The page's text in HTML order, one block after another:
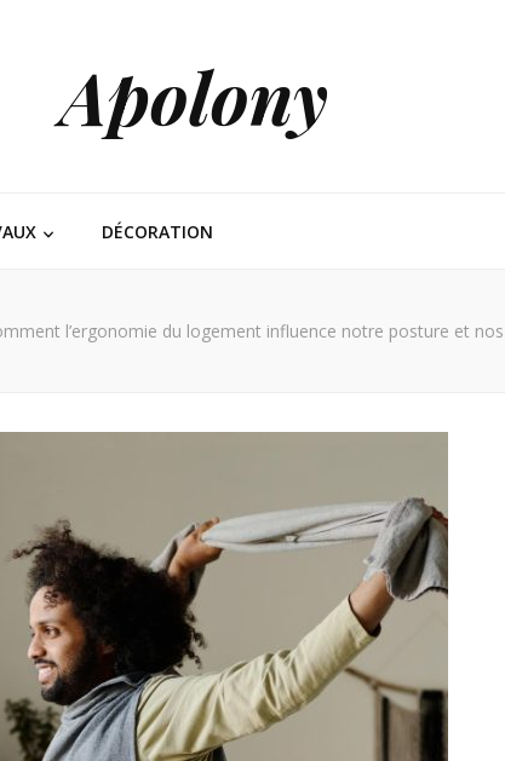
Apolony
DÉCORATION
l’ergonomie du logement influence notre posture et